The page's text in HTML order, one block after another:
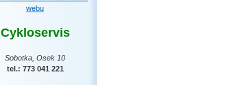
Cykloservis
Sobotka, Osek 10
tel.: 773 041 221